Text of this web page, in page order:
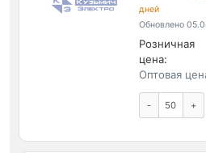
дней
Обновлено
Розничная
цена:
Оптовая
- +